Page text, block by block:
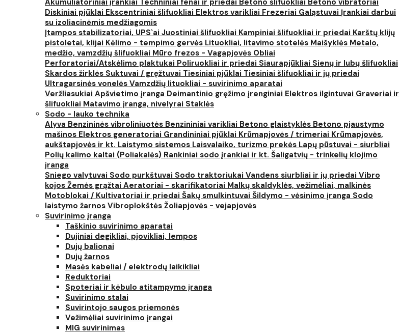
Akumuliatoriniai įrankiai Techniniai fenai ir priedai Betono šlifuokliai Betono vibratoriai
Diskiniai pjūklai Ekscentriniai šlifuokliai Elektros varikliai Frezeriai Galąstuvai Įrankiai darbui
su izoliacinėmis medžiagomis
Įtampos stabilizatoriai, UPS`ai Juostiniai šlifuokliai Kampiniai šlifuokliai ir priedai Karštų klijų
pistoletai, klijai Kėlimo - tempimo gervės Lituokliai, litavimo stotelės Maišyklės Metalo,
medžio, vamzdžių šlifuokliai Mūro frezos - Vagapjovės Obliai
Perforatoriai/Atskėlimo plaktukai Poliruokliai ir priedai Siaurapjūkliai Sienų ir lubų šlifuokliai
Skardos žirklės Suktuvai / gręžtuvai Tiesiniai pjūklai Tiesiniai šlifuokliai ir jų priedai
Ultragarsinės vonelės Vamzdžių lituokliai - suvirinimo aparatai
Veržliasukiai Apšvietimo įranga Deimantinio gręžimo įrenginiai Elektros ilgintuvai Graveriai ir
šlifuokliai Matavimo įranga, nivelyrai Staklės
Sodo - lauko technika
Alyva Benzininės vibroliniuotės Benzininiai varikliai Betono glaistyklės Betono pjaustymo
mašinos Elektros generatoriai Grandininiai pjūklai Krūmapjovės / trimeriai Krūmapjovės,
aukštapjovės ir kt. Laistymo sistemos Laisvalaiko, turizmo prekės Lapų pūstuvai - siurbliai
Polių kalimo kaltai (Poliakalės) Rankiniai sodo įrankiai ir kt. Šaligatvių - trinkelių klojimo
įranga
Sniego valytuvai Sodo purkštuvai Sodo traktoriukai Vandens siurbliai ir jų priedai Vibro
kojos Žemės grąžtai Aeratoriai - skarifikatoriai Malkų skaldyklės, vežimėliai, malkinės
Motoblokai / Kultivatoriai ir priedai Šakų smulkintuvai Šildymo - vėsinimo įranga Sodo
laistymo žarnos Vibroplokštės Žoliapjovės - vejapjovės
Suvirinimo įranga
Taškinio suvirinimo aparatai
Dujiniai degikliai, pjovikliai, lempos
Dujų balionai
Dujų žarnos
Masės kabeliai / elektrodų laikikliai
Reduktoriai
Spoteriai ir kėbulo atitampymo įranga
Suvirinimo stalai
Suvirintojo saugos priemonės
Vežimėliai suvirinimo įrangai
MIG suvirinimas